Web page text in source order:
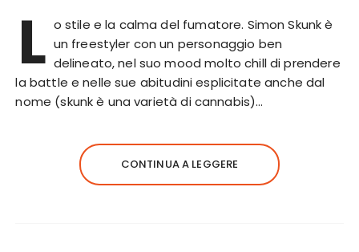
L o stile e la calma del fumatore. Simon Skunk è
un freestyler con un personaggio ben
delineato, nel suo mood molto chill di prendere
la battle e nelle sue abitudini esplicitate anche dal
nome (skunk è una varietà di cannabis)…
CONTINUA A LEGGERE